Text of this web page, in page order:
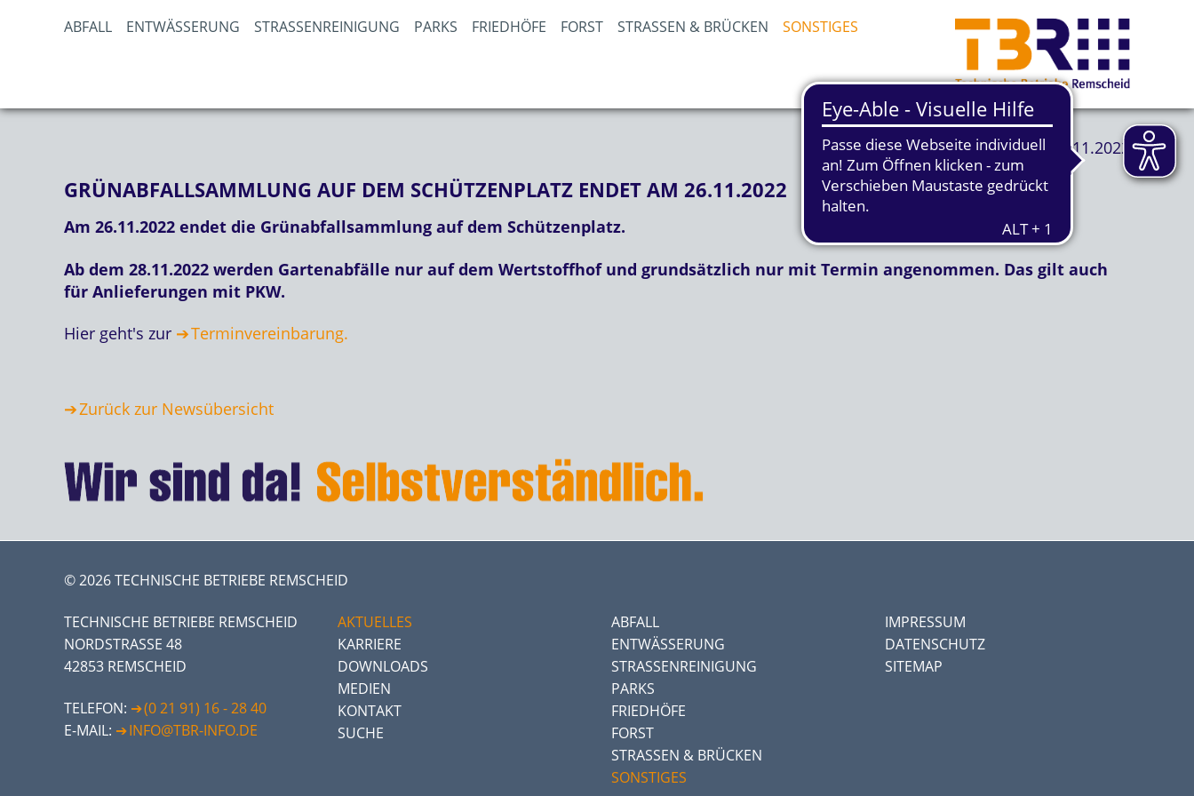
ABFALL ENTWÄSSERUNG STRASSENREINIGUNG PARKS FRIEDHÖFE FORST STRASSEN & BRÜCKEN SONSTIGES
18.11.2022
GRÜNABFALLSAMMLUNG AUF DEM SCHÜTZENPLATZ ENDET AM 26.11.2022
Am 26.11.2022 endet die Grünabfallsammlung auf dem Schützenplatz.
Ab dem 28.11.2022 werden Gartenabfälle nur auf dem Wertstoffhof und grundsätzlich nur mit Termin angenommen. Das gilt auch
für Anlieferungen mit PKW.
Hier geht's zur
Terminvereinbarung.
Zurück zur Newsübersicht
© 2026 TECHNISCHE BETRIEBE REMSCHEID
TECHNISCHE BETRIEBE REMSCHEID
NORDSTRASSE 48
42853 REMSCHEID
TELEFON:
(0 21 91) 16 - 28 40
E-MAIL:
INFO@TBR-INFO.DE
AKTUELLES
KARRIERE
DOWNLOADS
MEDIEN
KONTAKT
SUCHE
ABFALL
ENTWÄSSERUNG
STRASSENREINIGUNG
PARKS
FRIEDHÖFE
FORST
STRASSEN & BRÜCKEN
SONSTIGES
IMPRESSUM
DATENSCHUTZ
SITEMAP